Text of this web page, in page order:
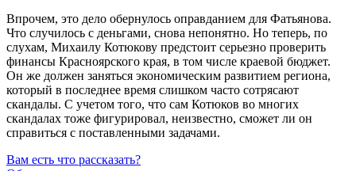
Впрочем, это дело обернулось оправданием для Фатьянова.
Что случилось с деньгами, снова непонятно. Но теперь, по
слухам, Михаилу Котюкову предстоит серьезно проверить
финансы Красноярского края, в том числе краевой бюджет.
Он же должен заняться экономическим развитием региона,
который в последнее время слишком часто сотрясают
скандалы. С учетом того, что сам Котюков во многих
скандалах тоже фигурировал, неизвестно, сможет ли он
справиться с поставленными задачами.
Вам есть что рассказать?